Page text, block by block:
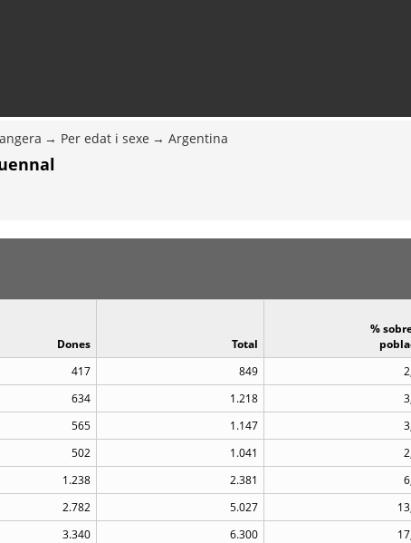
Per edat i sexe Argentina
Dones Total
%
417 849
634 1.218
565 1.147
502 1.041
1.238 2.381
2.782 5.027
3.340 6.300